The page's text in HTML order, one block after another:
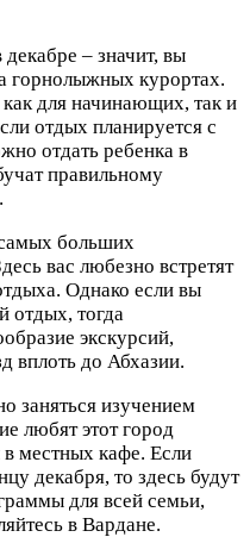
– значит, вы
горнолыжных курортах.
для начинающих, так и
отдых планируется с
отдать ребенка в
правильному
больших
вас любезно встретят
Однако если вы
отдых, тогда
экскурсий,
вплоть до Абхазии.
заняться изучением
любят этот город
местных кафе. Если
декабря, то здесь будут
для всей семьи,
в Вардане.